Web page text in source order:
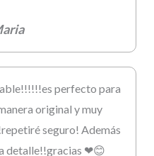
perfecto para
original y muy
seguro! Además
detalle!!gracias ❤😊